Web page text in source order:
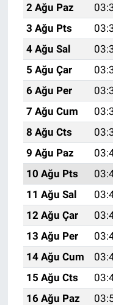
2 Ağu Paz
3 Ağu Pts
4 Ağu Sal
5 Ağu Çar
6 Ağu Per
7 Ağu Cum
8 Ağu Cts
9 Ağu Paz
10 Ağu Pts
11 Ağu Sal
12 Ağu Çar
13 Ağu Per
14 Ağu Cum
15 Ağu Cts
16 Ağu Paz